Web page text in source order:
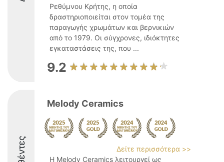
Ρεθύμνου Κρήτης, η οποία
δραστηριοποιείται στον τομέα της
παραγωγής χρωμάτων και βερνικιών
από το 1979. Οι σύγχρονες, ιδιόκτητες
εγκαταστάσεις της, που ...
9.2
Melody Ceramics
Δείτε περισσότερα >>
Η Melody Ceramics λειτουργεί ως